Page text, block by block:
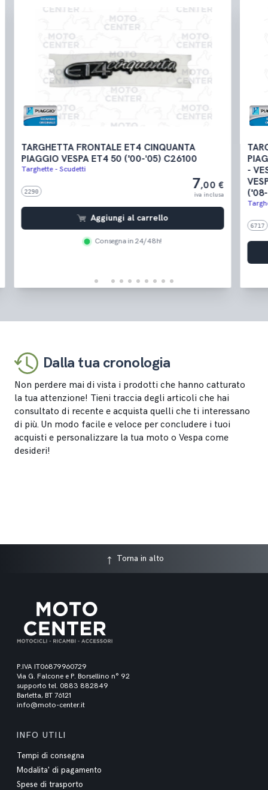
TARGHETTA FRONTALE ET4 CINQUANTA
PIAGGIO VESPA ET4 50 ('00-'05) C26100
Targhette - Scudetti
2290 7,00 €
iva inclusa
Aggiungi al carrello
Consegna in 24/48h!
-
('08-
6717
Dalla tua cronologia
Non perdere mai di vista i prodotti che hanno catturato
la tua attenzione! Tieni traccia degli articoli che hai
consultato di recente e acquista quelli che ti interessano
di più. Un modo facile e veloce per concludere i tuoi
acquisti e personalizzare la tua moto o Vespa come
desideri!
Torna in alto
P.IVA IT06879960729
Via G. Falcone e P. Borsellino n° 92
supporto tel. 0883 882849
Barletta, BT 76121
info@moto-center.it
INFO UTILI
Tempi di consegna
Modalita' di pagamento
Spese di trasporto